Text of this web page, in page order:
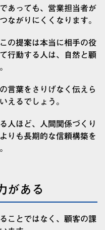
あっても、営業担当者が
ながりにくくなります。
の提案は本当に相手の役
行動する人は、自然と顧
言葉をさりげなく伝えら
えるでしょう。
人ほど、人間関係づくり
りも長期的な信頼構築を
がある
ことではなく、顧客の課